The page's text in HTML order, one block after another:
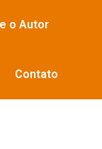
o Autor
Contato